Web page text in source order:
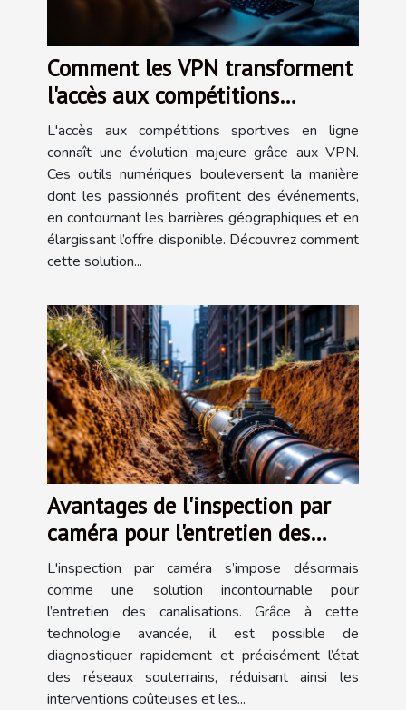
Comment les VPN transforment
l'accès aux compétitions
sportives en ligne ?
L'accès aux compétitions sportives en ligne
connaît une évolution majeure grâce aux VPN.
Ces outils numériques bouleversent la manière
dont les passionnés profitent des événements,
en contournant les barrières géographiques et en
élargissant l’offre disponible. Découvrez comment
cette solution...
Avantages de l'inspection par
caméra pour l'entretien des
canalisations
L'inspection par caméra s’impose désormais
comme une solution incontournable pour
l’entretien des canalisations. Grâce à cette
technologie avancée, il est possible de
diagnostiquer rapidement et précisément l’état
des réseaux souterrains, réduisant ainsi les
interventions coûteuses et les...